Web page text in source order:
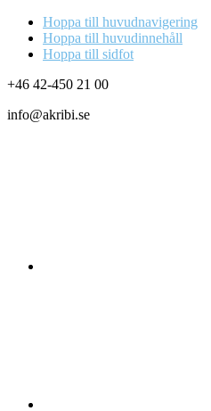
Hoppa till huvudnavigering
Hoppa till huvudinnehåll
Hoppa till sidfot
+46 42-450 21 00
info@akribi.se